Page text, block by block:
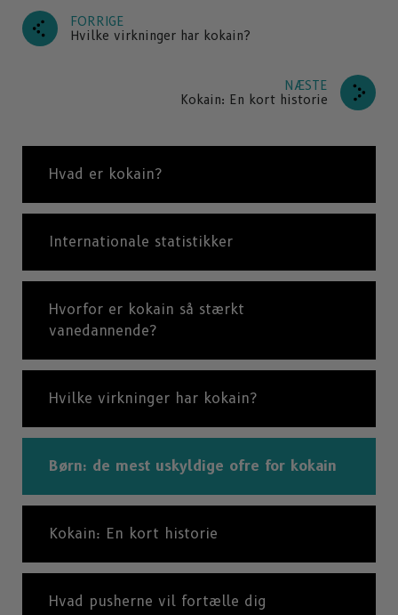
FORRIGE
Hvilke virkninger har kokain?
NÆSTE
Kokain: En kort historie
Hvad er kokain?
Internationale statistikker
Hvorfor er kokain så stærkt
vanedannende?
Hvilke virkninger har kokain?
Børn: de mest uskyldige ofre for kokain
Kokain: En kort historie
Hvad pusherne vil fortælle dig